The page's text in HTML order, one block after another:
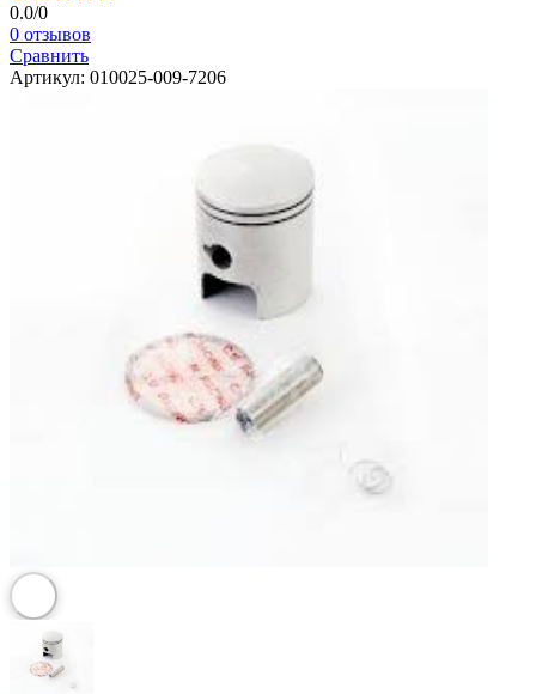
0.0/0
0 отзывов
Сравнить
Артикул: 010025-009-7206